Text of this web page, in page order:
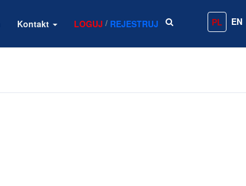
Kontakt LOGUJ / REJESTRUJ PL EN